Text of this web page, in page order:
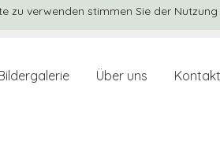
Über uns
zu verwenden stimmen Sie der